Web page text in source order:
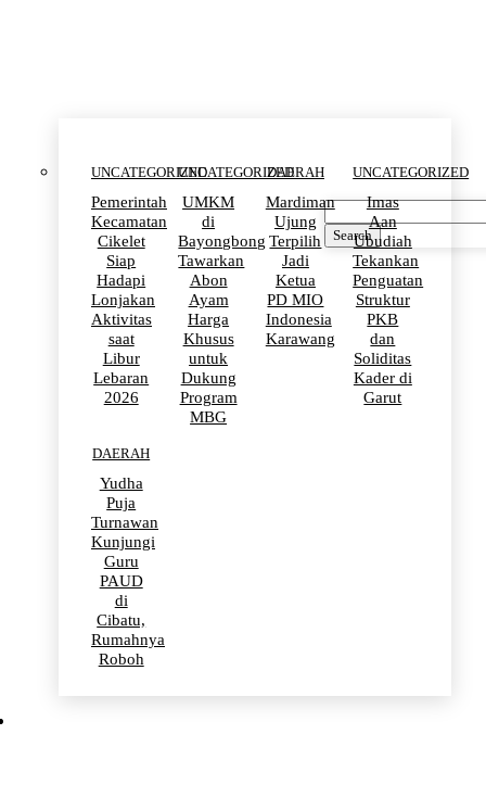
UNCATEGORIZED
Pemerintah
Kecamatan
Cikelet
Siap
Hadapi
Lonjakan
Aktivitas
saat
Libur
Lebaran
2026
UNCATEGORIZED
UMKM
di
Bayongbong
Tawarkan
Abon
Ayam
Harga
Khusus
untuk
Dukung
Program
MBG
DAERAH
Mardiman
Ujung
Terpilih
Jadi
Ketua
PD MIO
Indonesia
Karawang
UNCATEGORIZED
Imas
Aan
Ubudiah
Tekankan
Penguatan
Struktur
PKB
dan
Soliditas
Kader di
Garut
DAERAH
Yudha
Puja
Turnawan
Kunjungi
Guru
PAUD
di
Cibatu,
Rumahnya
Roboh
Search